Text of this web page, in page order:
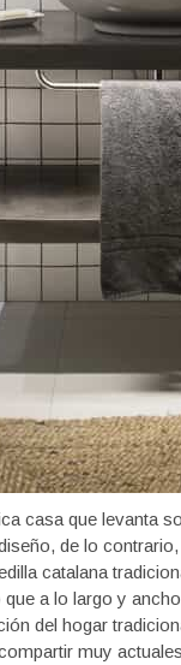
casa que levanta
de lo
catalana
a lo largo y
del hogar
muy